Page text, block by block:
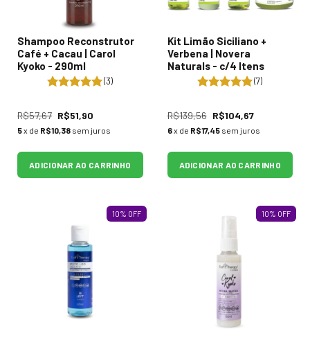
Shampoo Reconstrutor
Café + Cacau | Carol
Kyoko - 290ml
(3)
R$57,67 R$51,90
5x de R$10,38 sem juros
ADICIONAR AO CARRINHO
Kit Limão Siciliano +
Verbena | Novera
Naturals - c/4 Itens
(7)
R$139,56 R$104,67
6x de R$17,45 sem juros
ADICIONAR AO CARRINHO
10% OFF 10% OFF